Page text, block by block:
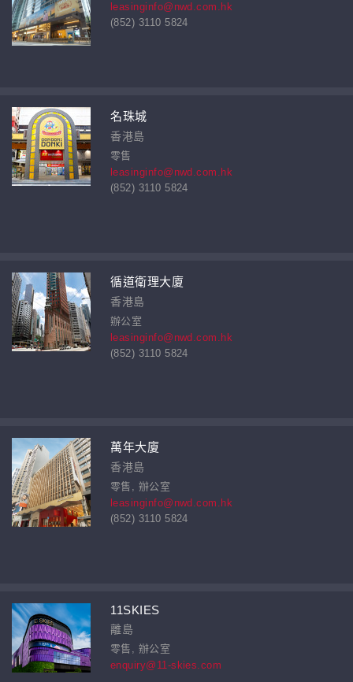
leasinginfo@nwd.com.hk
(852) 3110 5824
名珠城
香港島
零售
leasinginfo@nwd.com.hk
(852) 3110 5824
循道衛理大廈
香港島
辦公室
leasinginfo@nwd.com.hk
(852) 3110 5824
萬年大廈
香港島
零售, 辦公室
leasinginfo@nwd.com.hk
(852) 3110 5824
11SKIES
離島
零售, 辦公室
enquiry@11-skies.com